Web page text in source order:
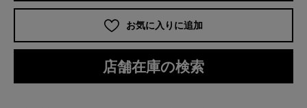
お気に入りに追加
店舗在庫の検索